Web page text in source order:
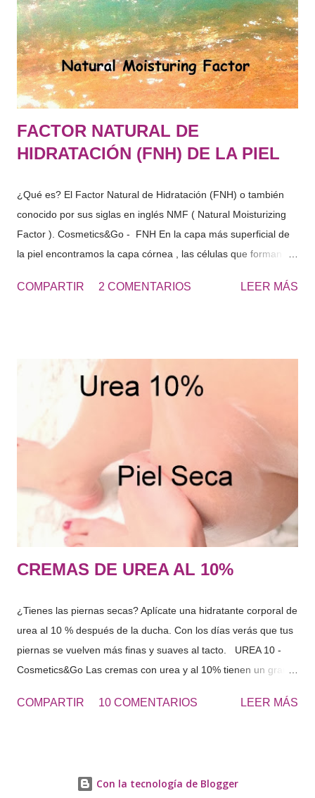
más sucios. Consulta la UREA 10% o UREA 30% según sea tu
necesidad de hidratación.
FACTOR NATURAL DE
HIDRATACIÓN (FNH) DE LA PIEL
¿Qué es? El Factor Natural de Hidratación (FNH) o también
conocido por sus siglas en inglés NMF ( Natural Moisturizing
Factor ). Cosmetics&Go - FNH En la capa más superficial de
la piel encontramos la capa córnea , las células que forman
tienen diferentes componentes solubles en agua. Estos
conjunto es lo que denominamos Factor Natural de
Hidratación" Si analizamos el FNH, este seria rico en
aminoácidos, PCA, lactatos, urea, amoniaco, acido úrico, iones
sodio , potasio… azucares etc.. en fin una cantidad de
sustancias capaces de captar agua y mantenerla dentro de las
células. El conjunto de sustancias que forman el FNH captan
agua del interior del organismo y del exterior, es decir, del
ambiente que n...
COMPARTIR 2 COMENTARIOS LEER MÁS
CREMAS DE UREA AL 10%
¿Tienes las piernas secas? Aplícate una hidratante corporal de
urea al 10 % después de la ducha. Con los días verás que tus
piernas se vuelven más finas y suaves al tacto. UREA 10 -
Cosmetics&Go Las cremas con urea y al 10% tienen un gran
superficie de la piel. Ideal para pieles secas o ahora en
COMPARTIR 10 COMENTARIOS LEER MÁS
Con la tecnología de Blogger